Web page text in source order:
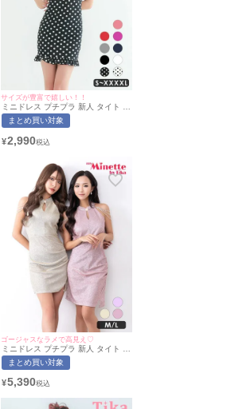
サイズが豊富で嬉しい！！
ミニドレス プチプラ 新人 タイト ワ
ンピース ノースリーブ ドット柄 低
身長 胸元隠し 背中魅せ スクエアネ
奈妙着用/S〜XXXXLサイズ対応) |
まとめ買い対象
¥2,990
ゴージャスなラメで高見え♡
ミニドレス プチプラ 新人 タイト ス
リット ホルターネック セクシー ラ
ウンジ キラキラ ノースリーブ 低身
ん・れいたぴ着用/M~Lサイズ対応) |
まとめ買い対象
¥5,390